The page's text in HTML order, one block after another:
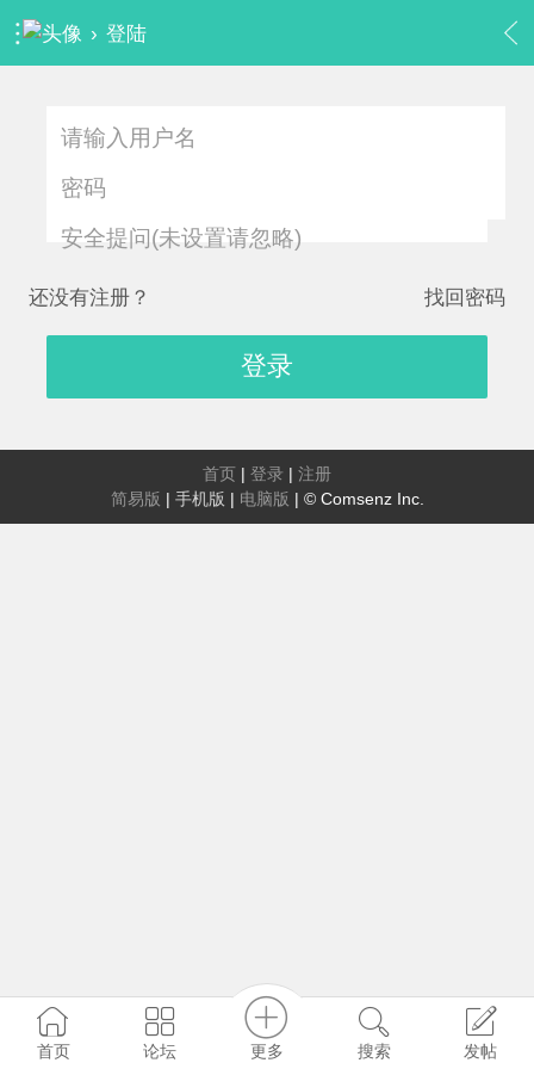
› 登陆
安全提问(未设置请忽略)
还没有注册？ 找回密码
登录
首页 | 登录 | 注册
简易版 | 手机版 | 电脑版 | © Comsenz Inc.
首页 论坛 更多 搜索 发帖